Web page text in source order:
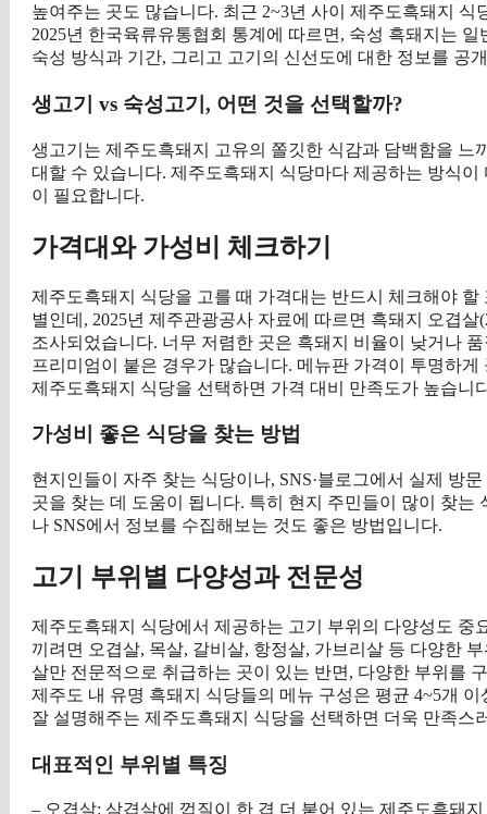
높여주는 곳도 많습니다. 최근 2~3년 사이 제주도흑돼지
2025년 한국육류유통협회 통계에 따르면, 숙성 흑돼지는
숙성 방식과 기간, 그리고 고기의 신선도에 대한 정보를 공
생고기 vs 숙성고기, 어떤 것을 선택할까?
생고기는 제주도흑돼지 고유의 쫄깃한 식감과 담백함을
대할 수 있습니다. 제주도흑돼지 식당마다 제공하는 방식
이 필요합니다.
가격대와 가성비 체크하기
제주도흑돼지 식당을 고를 때 가격대는 반드시 체크해야
별인데, 2025년 제주관광공사 자료에 따르면 흑돼지 오겹
조사되었습니다. 너무 저렴한 곳은 흑돼지 비율이 낮거나
프리미엄이 붙은 경우가 많습니다. 메뉴판 가격이 투명하
제주도흑돼지 식당을 선택하면 가격 대비 만족도가 높습니
가성비 좋은 식당을 찾는 방법
현지인들이 자주 찾는 식당이나, SNS·블로그에서 실제 방
곳을 찾는 데 도움이 됩니다. 특히 현지 주민들이 많이 찾
나 SNS에서 정보를 수집해보는 것도 좋은 방법입니다.
고기 부위별 다양성과 전문성
제주도흑돼지 식당에서 제공하는 고기 부위의 다양성도
끼려면 오겹살, 목살, 갈비살, 항정살, 가브리살 등 다양한
살만 전문적으로 취급하는 곳이 있는 반면, 다양한 부위를
제주도 내 유명 흑돼지 식당들의 메뉴 구성은 평균 4~5개
잘 설명해주는 제주도흑돼지 식당을 선택하면 더욱 만족스
대표적인 부위별 특징
– 오겹살: 삼겹살에 껍질이 한 겹 더 붙어 있는 제주도흑돼